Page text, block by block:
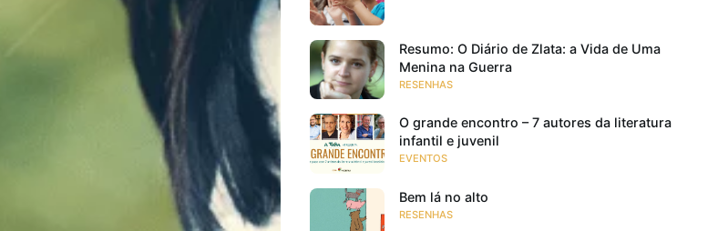
Resumo: O Diário de Zlata: a Vida de Uma
Menina na Guerra
RESENHAS
O grande encontro – 7 autores da literatura
infantil e juvenil
EVENTOS
Bem lá no alto
RESENHAS